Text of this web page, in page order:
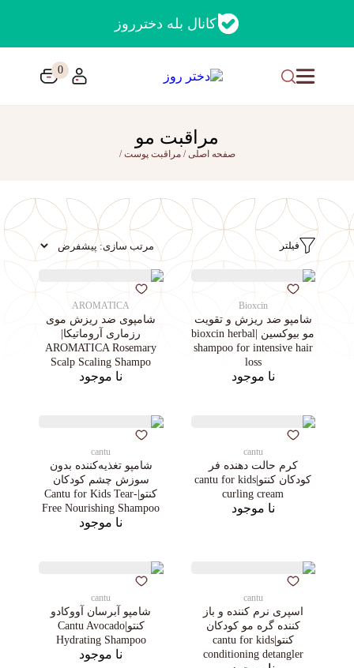
کانال بله دخترروز
0
مراقبت مو
صفحه اصلی/مراقبت پوست/
فیلتر
Bioxcin
شامپو ضد ریزش و تقویت
مو بیوکسین |bioxcin herbal
shampoo for intensive hair
loss
نا موجود
AROMATICA
شامپوی ضد ریزش موی
رزماری آروماتیکا|
AROMATICA Rosemary
Scalp Scaling Shampo
نا موجود
cantu
کرم حالت دهنده فر
کودکان کنتو|cantu for kids
curling cream
نا موجود
cantu
شامپو تغذیه‌کننده بدون
سوزش چشم کودکان
کنتو|Cantu for Kids Tear-
Free Nourishing Shampoo
نا موجود
cantu
اسپری نرم کننده و باز
کننده گره مو کودکان
کنتو|cantu for kids
conditioning detangler
cantu
شامپو آبرسان آووکادو
كنتو|Cantu Avocado
Hydrating Shampoo
نا موجود